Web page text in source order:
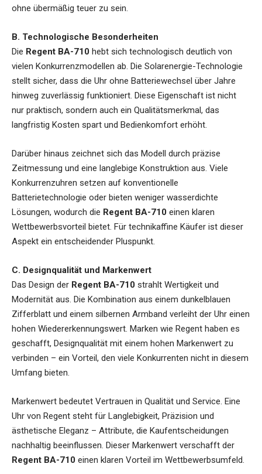
ohne übermäßig teuer zu sein.
B. Technologische Besonderheiten
Die Regent BA-710 hebt sich technologisch deutlich von
vielen Konkurrenzmodellen ab. Die Solarenergie-Technologie
stellt sicher, dass die Uhr ohne Batteriewechsel über Jahre
hinweg zuverlässig funktioniert. Diese Eigenschaft ist nicht
nur praktisch, sondern auch ein Qualitätsmerkmal, das
langfristig Kosten spart und Bedienkomfort erhöht.
Darüber hinaus zeichnet sich das Modell durch präzise
Zeitmessung und eine langlebige Konstruktion aus. Viele
Konkurrenzuhren setzen auf konventionelle
Batterietechnologie oder bieten weniger wasserdichte
Lösungen, wodurch die Regent BA-710 einen klaren
Wettbewerbsvorteil bietet. Für technikaffine Käufer ist dieser
Aspekt ein entscheidender Pluspunkt.
C. Designqualität und Markenwert
Das Design der Regent BA-710 strahlt Wertigkeit und
Modernität aus. Die Kombination aus einem dunkelblauen
Zifferblatt und einem silbernen Armband verleiht der Uhr einen
hohen Wiedererkennungswert. Marken wie Regent haben es
geschafft, Designqualität mit einem hohen Markenwert zu
verbinden – ein Vorteil, den viele Konkurrenten nicht in diesem
Umfang bieten.
Markenwert bedeutet Vertrauen in Qualität und Service. Eine
Uhr von Regent steht für Langlebigkeit, Präzision und
ästhetische Eleganz – Attribute, die Kaufentscheidungen
nachhaltig beeinflussen. Dieser Markenwert verschafft der
Regent BA-710 einen klaren Vorteil im Wettbewerbsumfeld.